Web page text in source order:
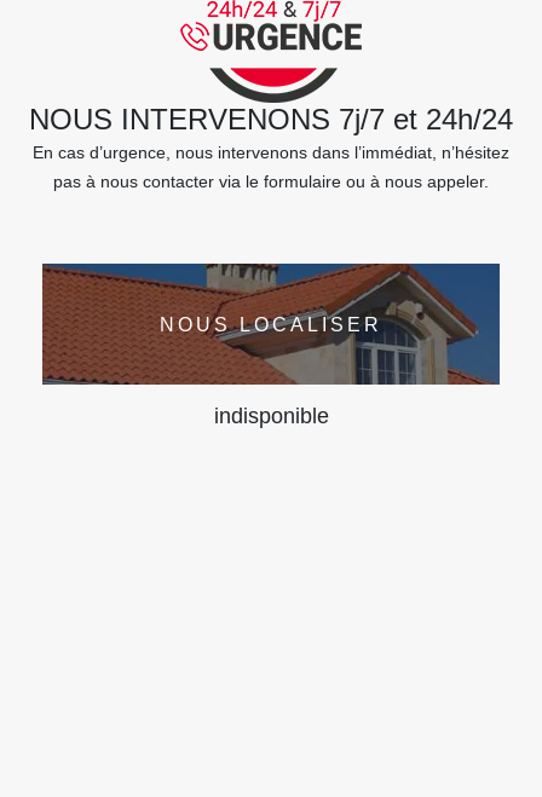
NOUS INTERVENONS 7j/7 et 24h/24
En cas d’urgence, nous intervenons dans l’immédiat, n’hésitez
pas à nous contacter via le formulaire ou à nous appeler.
NOUS LOCALISER
indisponible